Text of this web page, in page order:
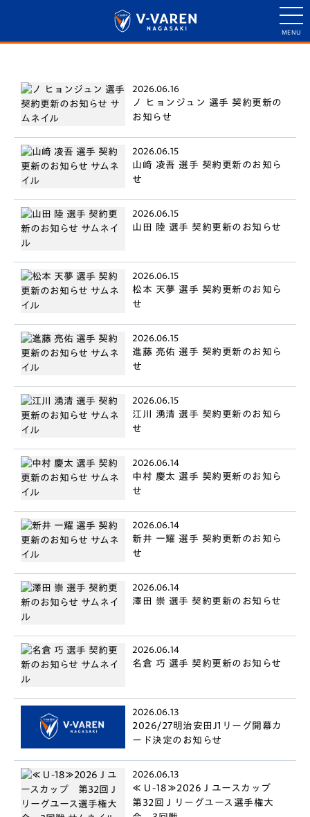
2026.06.16
ノ ヒョンジュン 選手 契約更新の
お知らせ
2026.06.15
山﨑 凌吾 選手 契約更新のお知ら
せ
2026.06.15
山田 陸 選手 契約更新のお知らせ
2026.06.15
松本 天夢 選手 契約更新のお知ら
せ
2026.06.15
進藤 亮佑 選手 契約更新のお知ら
せ
2026.06.15
江川 湧清 選手 契約更新のお知ら
せ
2026.06.14
中村 慶太 選手 契約更新のお知ら
せ
2026.06.14
新井 一耀 選手 契約更新のお知ら
せ
2026.06.14
澤田 崇 選手 契約更新のお知らせ
2026.06.14
名倉 巧 選手 契約更新のお知らせ
2026.06.13
2026/27明治安田J1リーグ開幕カ
ード決定のお知らせ
2026.06.13
≪Ｕ-18≫2026Ｊユースカップ
第32回Ｊリーグユース選手権大